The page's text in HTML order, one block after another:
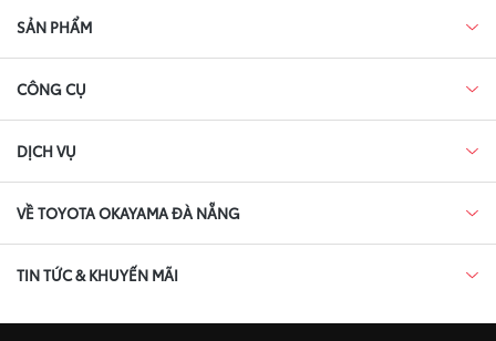
SẢN PHẨM
CÔNG CỤ
DỊCH VỤ
VỀ TOYOTA OKAYAMA ĐÀ NẴNG
TIN TỨC & KHUYẾN MÃI